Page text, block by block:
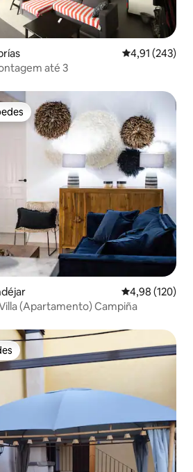
4,91 de uma
4,91 (243)
até 3
dos hóspedes
4,98 de uma
4,98 (120)
(Apartamento) Campiña